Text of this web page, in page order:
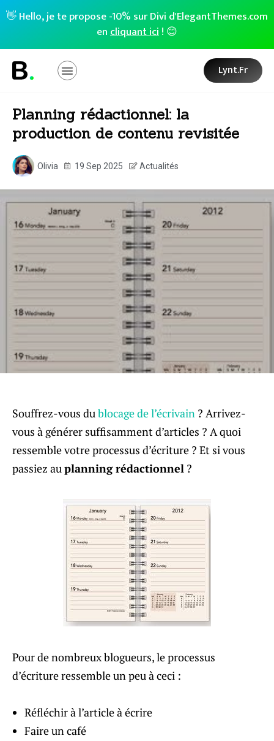
👋 Hello, je te propose -10% sur Divi d'ElegantThemes.com
encliquant ici! 😊
Lynt.fr
Planning rédactionnel: la
production de contenu revisitée
Olivia 19 Sep 2025 Actualités
Souffrez-vous dublocage de l’écrivain ? Arrivez-
vous à générer suffisamment d’articles ? A quoi
ressemble votre processus d’écriture ? Et si vous
passiez auplanning rédactionnel ?
Pour de nombreux blogueurs, le processus
d’écriture ressemble un peu à ceci :
Réfléchir à l’article à écrire
Faire un café